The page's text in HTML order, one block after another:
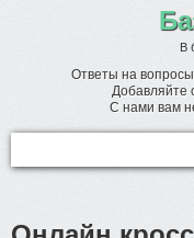
В
Ответы на
Добавляйте
С нами вам